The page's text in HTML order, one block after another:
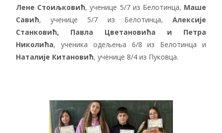
Лене Стоиљковић, ученице 5/7 из Белотинца, Маше
Савић, ученице 5/7 из Белотинца, Алексије
Станковић, Павла Цветановића и Петра
Николића, ученика одељења 6/8 из Белотинца и
Наталије Китановић, ученице 8/4 из Пуковца.